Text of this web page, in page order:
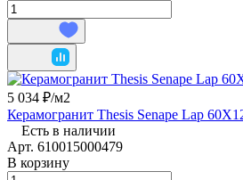
5 034 ₽/м2
Керамогранит Thesis Senape Lap
Есть в наличии
Арт. 610015000479
В корзину